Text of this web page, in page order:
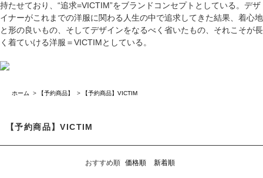
持たせており、“追求=VICTIM”をブランドコンセプトとしている。デザ
イナーがこれまでの洋服に関わる人生の中で追求してきた結果、着心地
と形の良いもの、そしてデザインをなるべく省いたもの、それこそが長
く着ていける洋服＝VICTIMとしている。
ホーム > 【予約商品】 > 【予約商品】VICTIM
【予約商品】VICTIM
おすすめ順 価格順 新着順